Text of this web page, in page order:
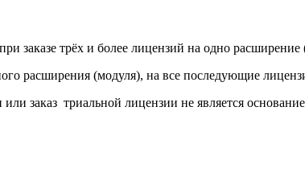
заказе трёх и более лицензий на одно расширение
расширения (модуля), на все последующие
заказ триальной лицензии не является